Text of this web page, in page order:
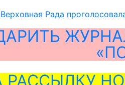
Верховная Рада